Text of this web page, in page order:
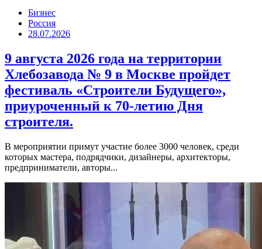
Бизнес
Россия
28.07.2026
9 августа 2026 года на территории
Хлебозавода № 9 в Москве пройдет
фестиваль «Строители Будущего»,
приуроченный к 70-летию Дня
строителя.
В мероприятии примут участие более 3000 человек, среди
которых мастера, подрядчики, дизайнеры, архитекторы,
предприниматели, авторы...